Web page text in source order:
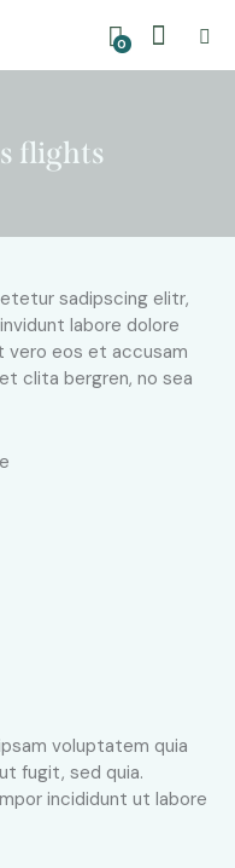
0
flights
sadipscing elitr,
labore dolore
vero eos et accusam
clita bergren, no sea
voluptatem quia
fugit, sed quia.
incididunt ut labore